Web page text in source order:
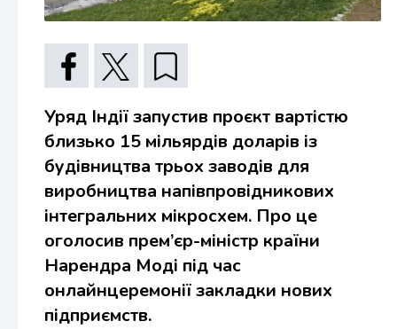
Уряд Індії запустив проєкт вартістю
близько 15 мільярдів доларів із
будівництва трьох заводів для
виробництва напівпровідникових
інтегральних мікросхем. Про це
оголосив прем’єр-міністр країни
Нарендра Моді під час
онлайнцеремонії закладки нових
підприємств.